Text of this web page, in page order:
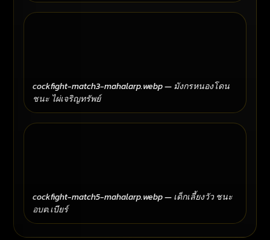
cockfight-match3-mahalarp.webp — มังกรหนองโดน
ชนะ ไผ่เจริญทรัพย์
cockfight-match5-mahalarp.webp — เด็กเลี้ยงวัว ชนะ
อบต.เบียร์